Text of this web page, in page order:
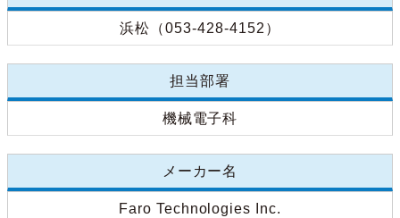
浜松（053-428-4152）
担当部署
機械電子科
メーカー名
Faro Technologies Inc.